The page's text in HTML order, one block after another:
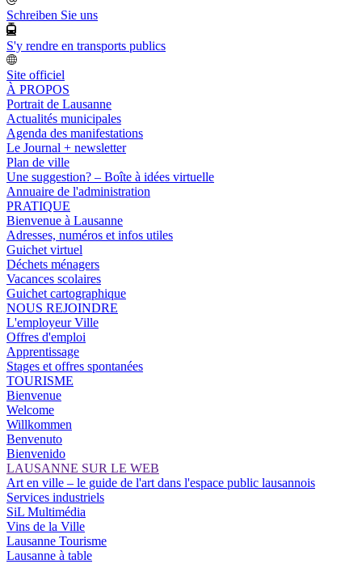
Schreiben Sie uns
S'y rendre en transports publics
Site officiel
À PROPOS
Portrait de Lausanne
Actualités municipales
Agenda des manifestations
Le Journal + newsletter
Plan de ville
Une suggestion? – Boîte à idées virtuelle
Annuaire de l'administration
PRATIQUE
Bienvenue à Lausanne
Adresses, numéros et infos utiles
Guichet virtuel
Déchets ménagers
Vacances scolaires
Guichet cartographique
NOUS REJOINDRE
L'employeur Ville
Offres d'emploi
Apprentissage
Stages et offres spontanées
TOURISME
Bienvenue
Welcome
Willkommen
Benvenuto
Bienvenido
LAUSANNE SUR LE WEB
Art en ville – le guide de l'art dans l'espace public lausannois
Services industriels
SiL Multimédia
Vins de la Ville
Lausanne Tourisme
Lausanne à table